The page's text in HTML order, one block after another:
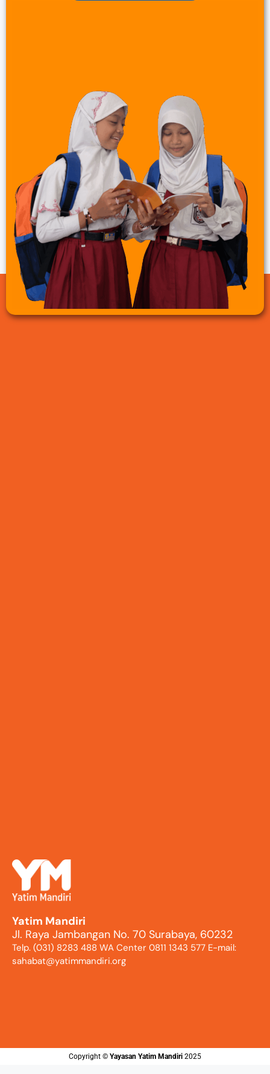
Yatim Mandiri
Jl. Raya Jambangan No. 70 Surabaya, 60232
Telp. (031) 8283 488 WA Center 0811 1343 577 E-mail:
sahabat@yatimmandiri.org
Copyright ©️ Yayasan Yatim Mandiri 2025